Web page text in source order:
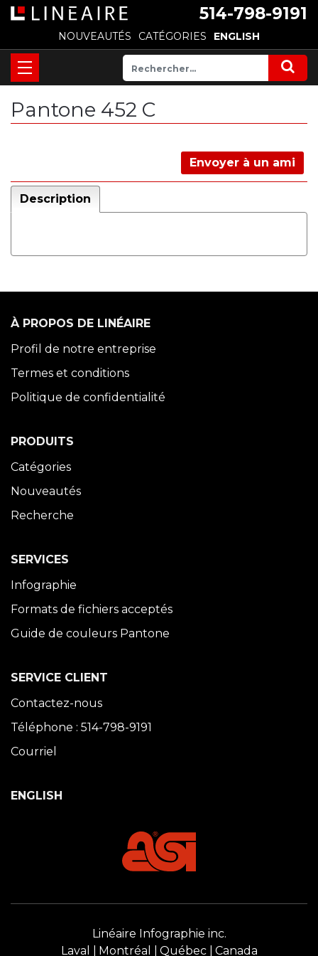
514-798-9191
NOUVEAUTÉS CATÉGORIES ENGLISH
Pantone 452 C
Envoyer à un ami
Description
À PROPOS DE LINÉAIRE
Profil de notre entreprise
Termes et conditions
Politique de confidentialité
PRODUITS
Catégories
Nouveautés
Recherche
SERVICES
Infographie
Formats de fichiers acceptés
Guide de couleurs Pantone
SERVICE CLIENT
Contactez-nous
Téléphone : 514-798-9191
Courriel
ENGLISH
Linéaire Infographie inc.
Laval
Montréal Québec Canada